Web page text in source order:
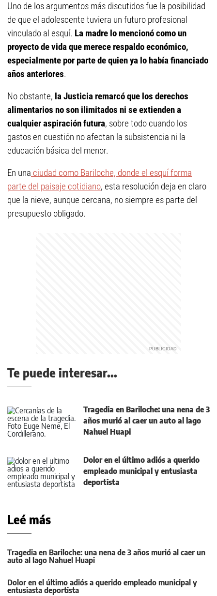
Uno de los argumentos más discutidos fue la posibilidad
de que el adolescente tuviera un futuro profesional
vinculado al esquí. La madre lo mencionó como un
proyecto de vida que merece respaldo económico,
especialmente por parte de quien ya lo había financiado
años anteriores.
No obstante, la Justicia remarcó que los derechos
alimentarios no son ilimitados ni se extienden a
cualquier aspiración futura, sobre todo cuando los
gastos en cuestión no afectan la subsistencia ni la
educación básica del menor.
En una ciudad como Bariloche, donde el esquí forma
parte del paisaje cotidiano, esta resolución deja en claro
que la nieve, aunque cercana, no siempre es parte del
presupuesto obligado.
Te puede interesar...
Tragedia en Bariloche: una nena de 3
años murió al caer un auto al lago
Nahuel Huapi
Dolor en el último adiós a querido
empleado municipal y entusiasta
deportista
Leé más
Tragedia en Bariloche: una nena de 3 años murió al caer un
auto al lago Nahuel Huapi
Dolor en el último adiós a querido empleado municipal y
entusiasta deportista